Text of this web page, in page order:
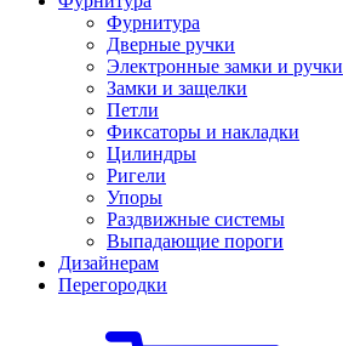
Фурнитура
Дверные ручки
Электронные замки и ручки
Замки и защелки
Петли
Фиксаторы и накладки
Цилиндры
Ригели
Упоры
Раздвижные системы
Выпадающие пороги
Дизайнерам
Перегородки